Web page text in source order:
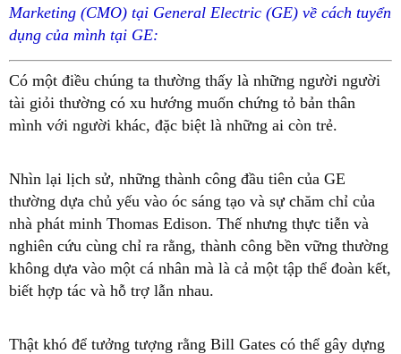
Marketing (CMO) tại General Electric (GE) về cách tuyển
dụng của mình tại GE:
Có một điều chúng ta thường thấy là những người người
tài giỏi thường có xu hướng muốn chứng tỏ bản thân
mình với người khác, đặc biệt là những ai còn trẻ.
Nhìn lại lịch sử, những thành công đầu tiên của GE
thường dựa chủ yếu vào óc sáng tạo và sự chăm chỉ của
nhà phát minh Thomas Edison. Thế nhưng thực tiễn và
nghiên cứu cùng chỉ ra rằng, thành công bền vững thường
không dựa vào một cá nhân mà là cả một tập thể đoàn kết,
biết hợp tác và hỗ trợ lẫn nhau.
Thật khó để tưởng tượng rằng Bill Gates có thể gây dựng